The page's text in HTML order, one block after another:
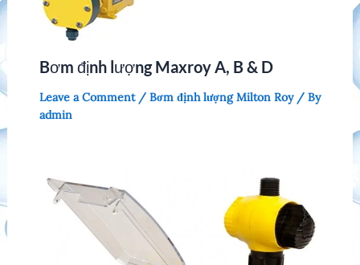
Bơm định lượng Maxroy A, B & D
Leave a Comment / Bơm định lượng Milton Roy/ By
admin